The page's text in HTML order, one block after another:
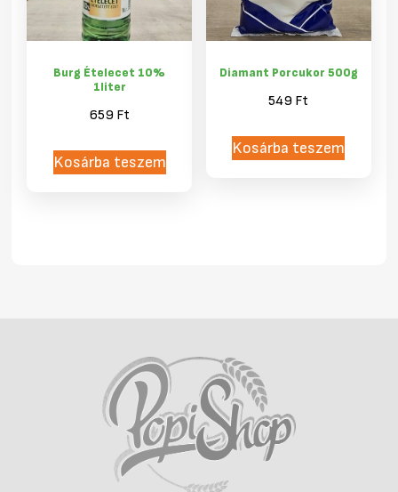
Burg Ételecet 10%
1liter
659 Ft
Kosárba teszem
Diamant Porcukor 500g
549 Ft
Kosárba teszem